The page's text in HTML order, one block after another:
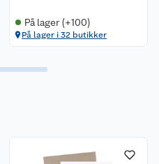
På lager (+100)
På lager i 32 butikker